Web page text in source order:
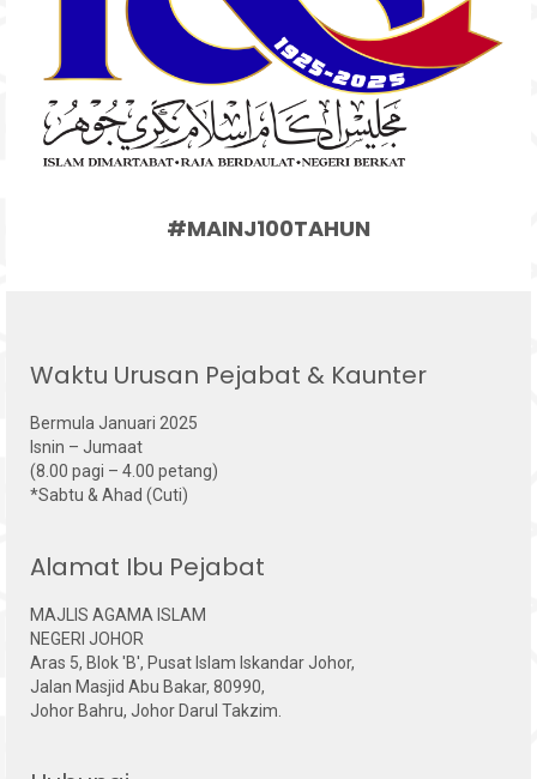
#MAINJ100TAHUN
Waktu Urusan Pejabat & Kaunter
Bermula Januari 2025
Isnin – Jumaat
(8.00 pagi – 4.00 petang)
*Sabtu & Ahad (Cuti)
Alamat Ibu Pejabat
MAJLIS AGAMA ISLAM
NEGERI JOHOR
Aras 5, Blok 'B', Pusat Islam Iskandar Johor,
Jalan Masjid Abu Bakar, 80990,
Johor Bahru, Johor Darul Takzim.